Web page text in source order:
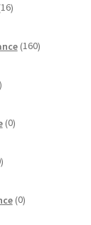
16izdelkov
160izdelkov
0izdelkov
izdelkov
0izdelkov